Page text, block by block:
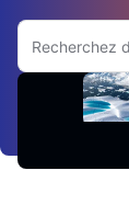
Rechercher